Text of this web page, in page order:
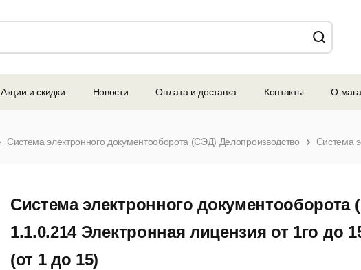
Акции и скидки Новости Оплата и доставка Контакты О
Система электронного документооборота (СЭД) Делопроизводство
Система электронного
1.1.0.214 Электронная лицензия от 1го до
(от 1 до 15)